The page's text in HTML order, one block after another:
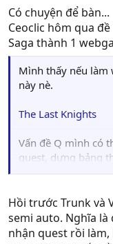
Có chuyện để bàn...
Ceoclic hôm qua
Saga thành 1
Mình thấy nếu làm
này nè.
The Last Knights
Vấn đề Q mình có
quest, dựng bảng
định và thời gian
Nếu có thể làm
cứ 20' là 1 tic, 1 tic
Hồi trước Trunk và
semi auto. Nghĩa là
nhận quest rồi